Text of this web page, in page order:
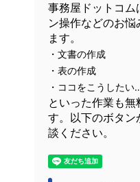
事務屋ドットコム
ン操作などのお
ます。
・文書の作成
・表の作成
・ココをこうした
といった作業も無
す。以下のボタン
談ください。